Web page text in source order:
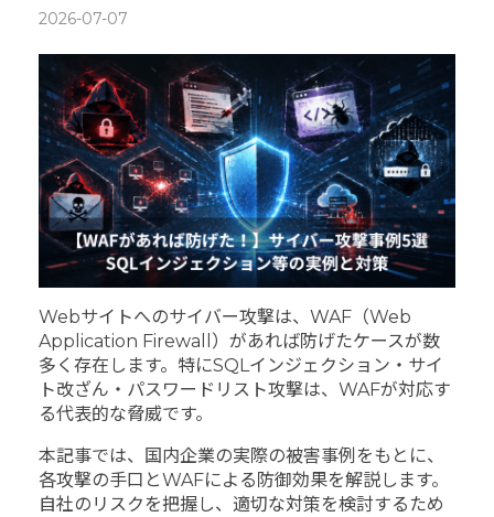
2026-07-07
Webサイトへのサイバー攻撃は、WAF（Web
Application Firewall）があれば防げたケースが数
多く存在します。特にSQLインジェクション・サイ
ト改ざん・パスワードリスト攻撃は、WAFが対応す
る代表的な脅威です。
本記事では、国内企業の実際の被害事例をもとに、
各攻撃の手口とWAFによる防御効果を解説します。
自社のリスクを把握し、適切な対策を検討するため